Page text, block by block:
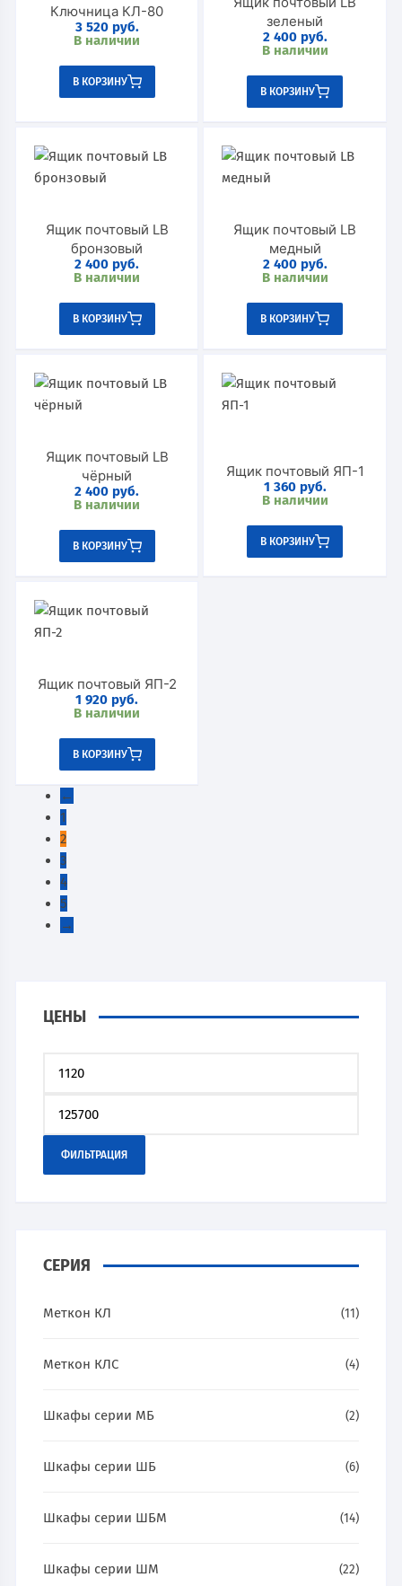
Ключница КЛ-80
3 520 руб.
В наличии
В КОРЗИНУ
зеленый
2 400 руб.
В наличии
В КОРЗИНУ
Ящик почтовый LB
бронзовый
2 400 руб.
В наличии
В КОРЗИНУ
Ящик почтовый LB
медный
2 400 руб.
В наличии
В КОРЗИНУ
Ящик почтовый LB
чёрный
2 400 руб.
В наличии
В КОРЗИНУ
Ящик почтовый ЯП-1
1 360 руб.
В наличии
В КОРЗИНУ
Ящик почтовый ЯП-2
1 920 руб.
В наличии
В КОРЗИНУ
←
1
2
3
4
5
→
ЦЕНЫ
ФИЛЬТРАЦИЯ
СЕРИЯ
Меткон КЛ (11)
Меткон КЛС (4)
Шкафы серии МБ (2)
Шкафы серии ШБ (6)
Шкафы серии ШБМ (14)
Шкафы серии ШМ (22)